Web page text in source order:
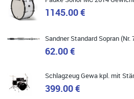
Ich bin super zufrieden mit meiner neuen
Einfach am Freitag vorbeigekommen, eben
und top beraten worden. Ich würde den
Quelle: Google-Rezension
1145.00 €
Sandner Standard Sopran (Nr.
62.00 €
399.00 €